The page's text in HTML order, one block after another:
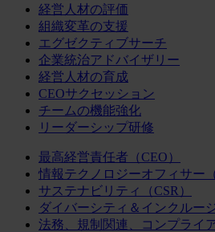
経営人材の評価
組織変革の支援
エグゼクティブサーチ
企業統治アドバイザリー
経営人材の育成
CEOサクセッション
チームの機能強化
リーダーシップ研修
最高経営責任者（CEO）
情報テクノロジーオフィサー
サステナビリティ（CSR）
ダイバーシティ＆インクルー
法務、規制関連、コンプライ